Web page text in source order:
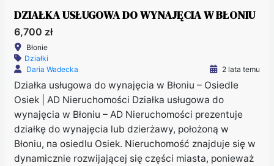
DZIAŁKA USŁUGOWA DO WYNAJĘCIA W BŁONIU
6,700 zł
Błonie
Działki
Daria Wadecka
2 lata temu
Działka usługowa do wynajęcia w Błoniu – Osiedle
Osiek | AD Nieruchomości Działka usługowa do
wynajęcia w Błoniu – AD Nieruchomości prezentuje
działkę do wynajęcia lub dzierżawy, położoną w
Błoniu, na osiedlu Osiek. Nieruchomość znajduje się w
dynamicznie rozwijającej się części miasta, ponieważ